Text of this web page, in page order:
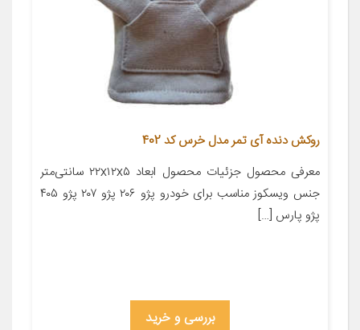
روکش دنده آی تمر مدل خرس کد 402
معرفی محصول جزئیات محصول ابعاد ۲۲x۱۲x۵ سانتی‌متر
جنس ویسکوز مناسب برای خودرو پژو ۲۰۶ پژو ۲۰۷ پژو ۴۰۵
پژو پارس […]
بررسی و خرید